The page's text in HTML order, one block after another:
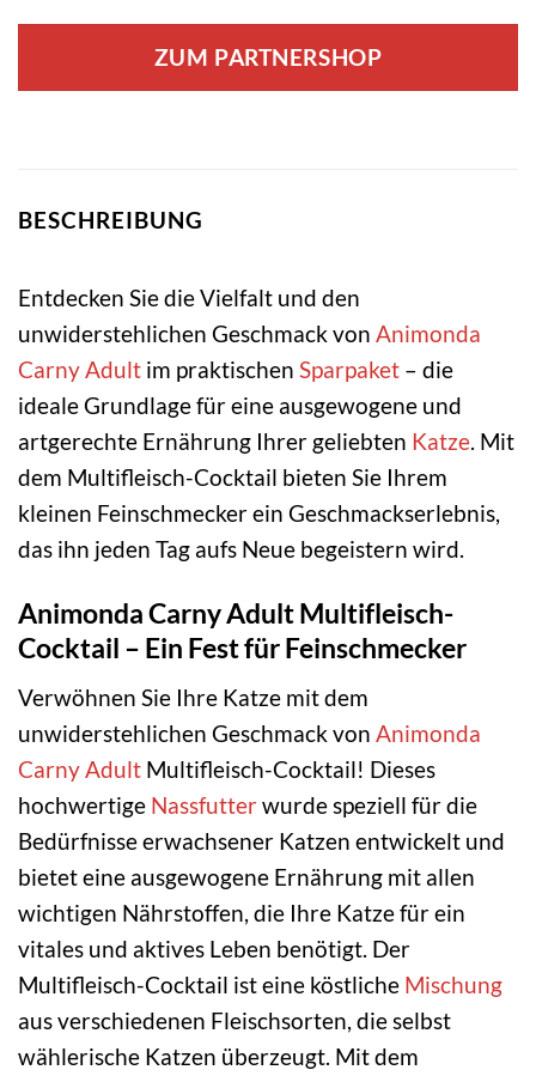
war:
23,96 €
ist:
5,49 €.
ZUM PARTNERSHOP
BESCHREIBUNG
Entdecken Sie die Vielfalt und den
unwiderstehlichen Geschmack von Animonda
Carny Adult im praktischen Sparpaket – die
ideale Grundlage für eine ausgewogene und
artgerechte Ernährung Ihrer geliebten Katze . Mit
dem Multifleisch-Cocktail bieten Sie Ihrem
kleinen Feinschmecker ein Geschmackserlebnis,
das ihn jeden Tag aufs Neue begeistern wird.
Animonda Carny Adult Multifleisch-
Cocktail – Ein Fest für Feinschmecker
Verwöhnen Sie Ihre Katze mit dem
unwiderstehlichen Geschmack von Animonda
Carny Adult Multifleisch-Cocktail! Dieses
hochwertige Nassfutterwurde speziell für die
Bedürfnisse erwachsener Katzen entwickelt und
bietet eine ausgewogene Ernährung mit allen
wichtigen Nährstoffen, die Ihre Katze für ein
vitales und aktives Leben benötigt. Der
Multifleisch-Cocktail ist eine köstliche Mischung
aus verschiedenen Fleischsorten, die selbst
wählerische Katzen überzeugt. Mit dem